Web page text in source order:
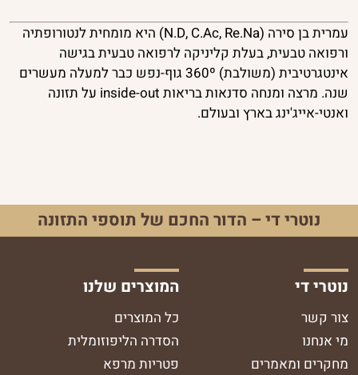
עמרית בן סירה (N.D, C.Ac, Re.Na) היא מומחית לנטורופתיה
ורפואה טבעית, בעלת קליניקה לרפואה טבעית בגישה
אינטגרטיבית (משולבת) 360º גוף-נפש כבר למעלה מעשרים
שנה. מרצה ומנחה סדנאות בריאות inside-out על תזונה
ואנטי-אייג'ינג בארץ ובעולם.
נוטרי די – הדור החכם של תוספי התזונה
נוטרי די
צור קשר
מי אנחנו
מחקרים ומאמרים
המוצרים שלנו
כל המוצרים
הסדרה הליפוזומלית
פטריות מרפא